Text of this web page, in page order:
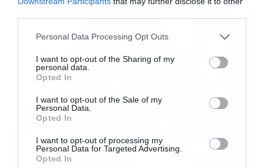
Please note that this website/app uses one or more Google
not limited to your visit or usage behaviour. You may click to
grant or deny consent to Google and its third-party tags to
use your data for below specified purposes in below Google
consent section.
Personal Data Processing Opt Outs
I want to opt-out of the Sharing of my
personal data.
Opted In
I want to opt-out of the Sale of my
Personal Data.
Opted In
I want to opt-out of processing my
Personal Data for Targeted Advertising.
Opted In